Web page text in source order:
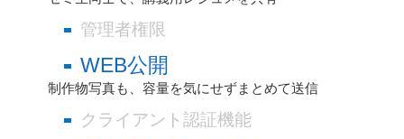
管理者権限
WEB公開
制作物写真も、容量を気にせずまとめて送信
クライアント認証機能